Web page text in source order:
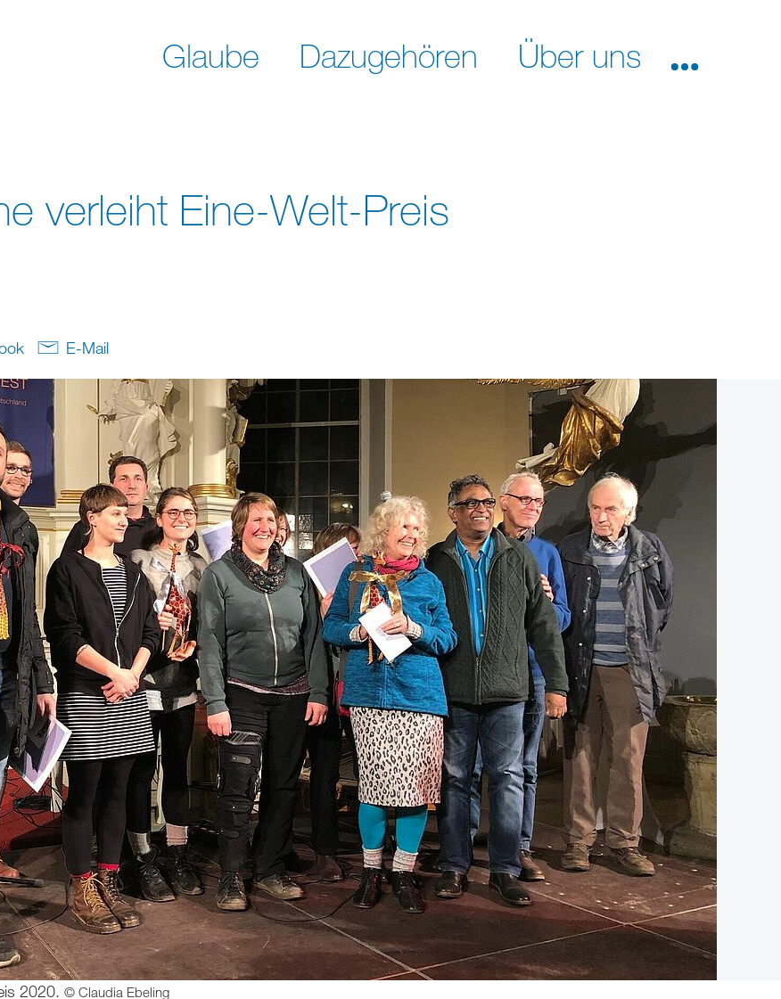
Glaube Dazugehören Über uns
verleiht Eine-Welt-Preis
E-Mail
2020. © Claudia Ebeling